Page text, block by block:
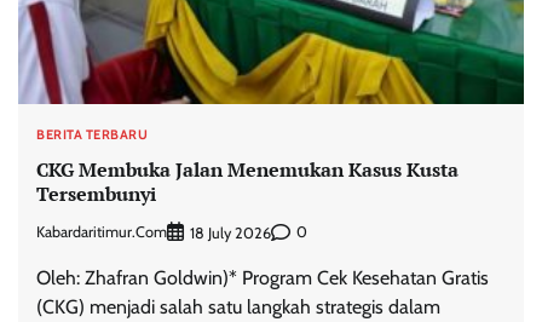
BERITA TERBARU
CKG Membuka Jalan Menemukan Kasus Kusta
Tersembunyi
Kabardaritimur.com 18 July 2026 0
Oleh: Zhafran Goldwin)* Program Cek Kesehatan Gratis
(CKG) menjadi salah satu langkah strategis dalam